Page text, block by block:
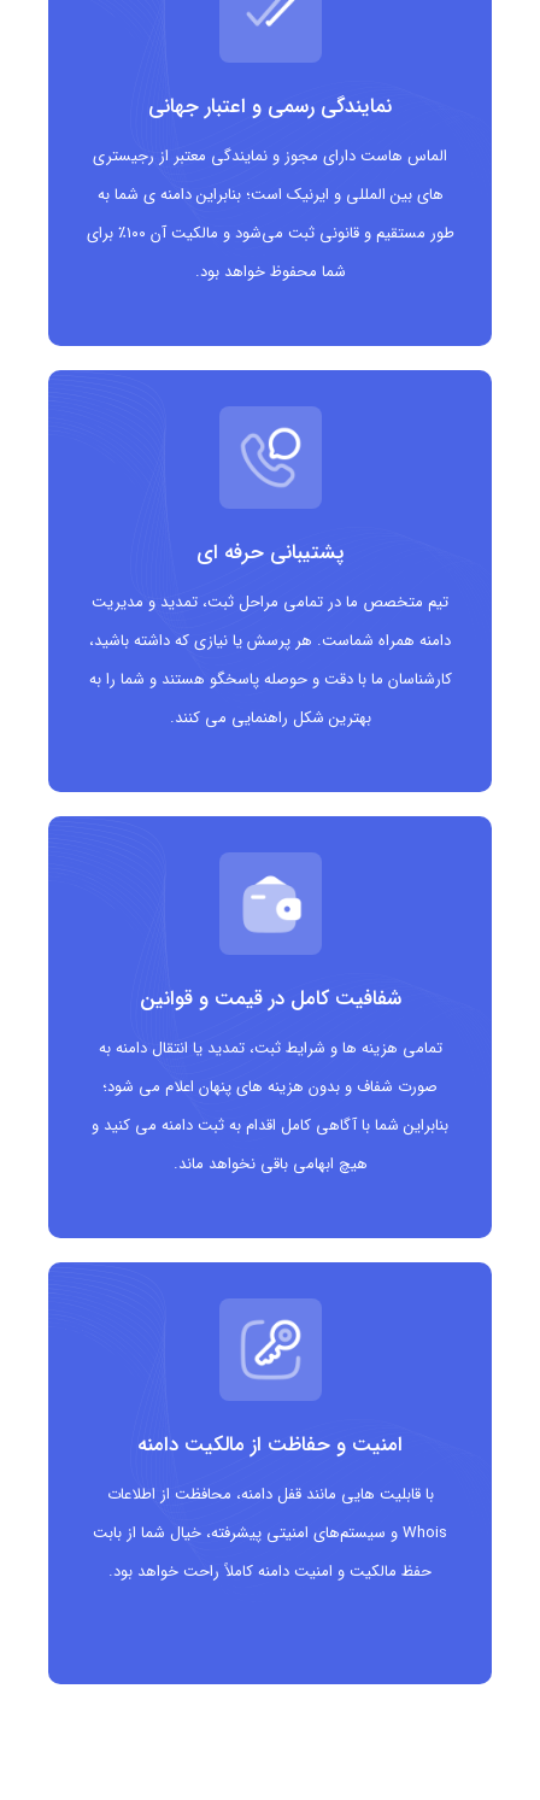
شخصی سازی بالا: امکان ایجاد وب سایت خانوادگی،
آلبوم عکس آنلاین، یا دفتر خاطرات خانوادگی.
مناسب برای برندها و کسب وکارها: اگر خدماتی برای
خانواده ها ارائه می دهید (مانند روانشناسی، آموزش
والدگری، لوازم خانگی و…)، این دامنه به برند شما هویت
بیان واضح محتوا: کاربران با دیدن پسوند .family فوراً
آزاد بودن ثبت: نیازی به ارائه مجوز یا شرایط خاص
امکان برندینگ عاطفی: این دامنه حس نزدیکی،
دامنه .family مناسب چه کسانی است؟
خانواده ها برای ایجاد وب سایت های خانوادگی
وبلاگ نویسان سبک زندگی و تربیت کودک
مشاوران و روانشناسان حوزه خانواده
برندهایی که خدمات و محصولات خانوادگی ارائه می
استارتاپ های حوزه سلامت، تغذیه و تفریحات
خانوادگی
مراکز آموزشی با تمرکز بر والدین و فرزندان
نمایندگی رسمی و اعتبار جهانی
الماس هاست دارای مجوز و نمایندگی معتبر از رجیستری
های بین المللی و ایرنیک است؛ بنابراین دامنه ی شما به
طور مستقیم و قانونی ثبت می‌شود و مالکیت آن ۱۰۰٪ برای
شما محفوظ خواهد بود.
پشتیبانی حرفه ای
تیم متخصص ما در تمامی مراحل ثبت، تمدید و مدیریت
دامنه همراه شماست. هر پرسش یا نیازی که داشته باشید،
کارشناسان ما با دقت و حوصله پاسخگو هستند و شما را به
بهترین شکل راهنمایی می کنند.
شفافیت کامل در قیمت و قوانین
تمامی هزینه ها و شرایط ثبت، تمدید یا انتقال دامنه به
صورت شفاف و بدون هزینه های پنهان اعلام می شود؛
بنابراین شما با آگاهی کامل اقدام به ثبت دامنه می کنید و
هیچ ابهامی باقی نخواهد ماند.
امنیت و حفاظت از مالکیت دامنه
با قابلیت هایی مانند قفل دامنه، محافظت از اطلاعات
Whois و سیستم‌های امنیتی پیشرفته، خیال شما از بابت
حفظ مالکیت و امنیت دامنه کاملاً راحت خواهد بود.